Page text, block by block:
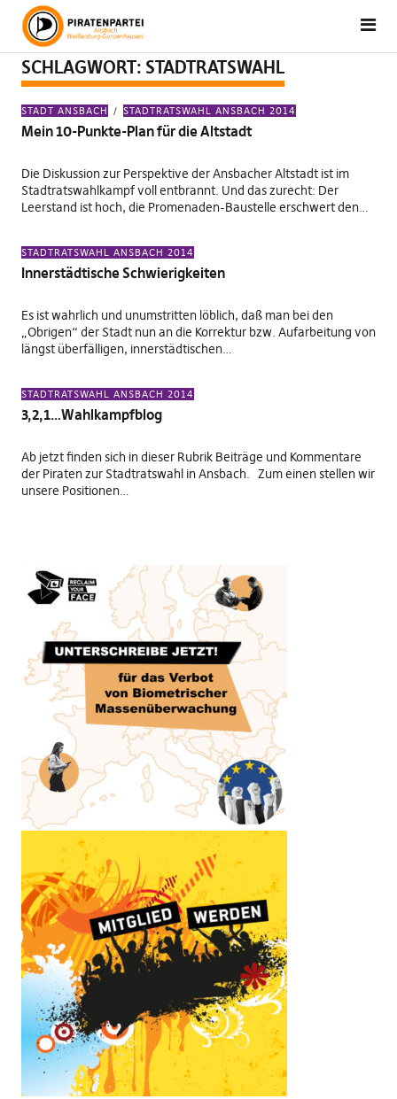
SCHLAGWORT: STADTRATSWAHL
STADT ANSBACH STADTRATSWAHL ANSBACH 2014
Mein 10-Punkte-Plan für die Altstadt
Die Diskussion zur Perspektive der Ansbacher Altstadt ist im
Stadtratswahlkampf voll entbrannt. Und das zurecht: Der
Leerstand ist hoch, die Promenaden-Baustelle erschwert den…
STADTRATSWAHL ANSBACH 2014
Innerstädtische Schwierigkeiten
Es ist wahrlich und unumstritten löblich, daß man bei den
„Obrigen“ der Stadt nun an die Korrektur bzw. Aufarbeitung von
längst überfälligen, innerstädtischen…
STADTRATSWAHL ANSBACH 2014
3,2,1…Wahlkampfblog
Ab jetzt finden sich in dieser Rubrik Beiträge und Kommentare
der Piraten zur Stadtratswahl in Ansbach. Zum einen stellen wir
unsere Positionen…